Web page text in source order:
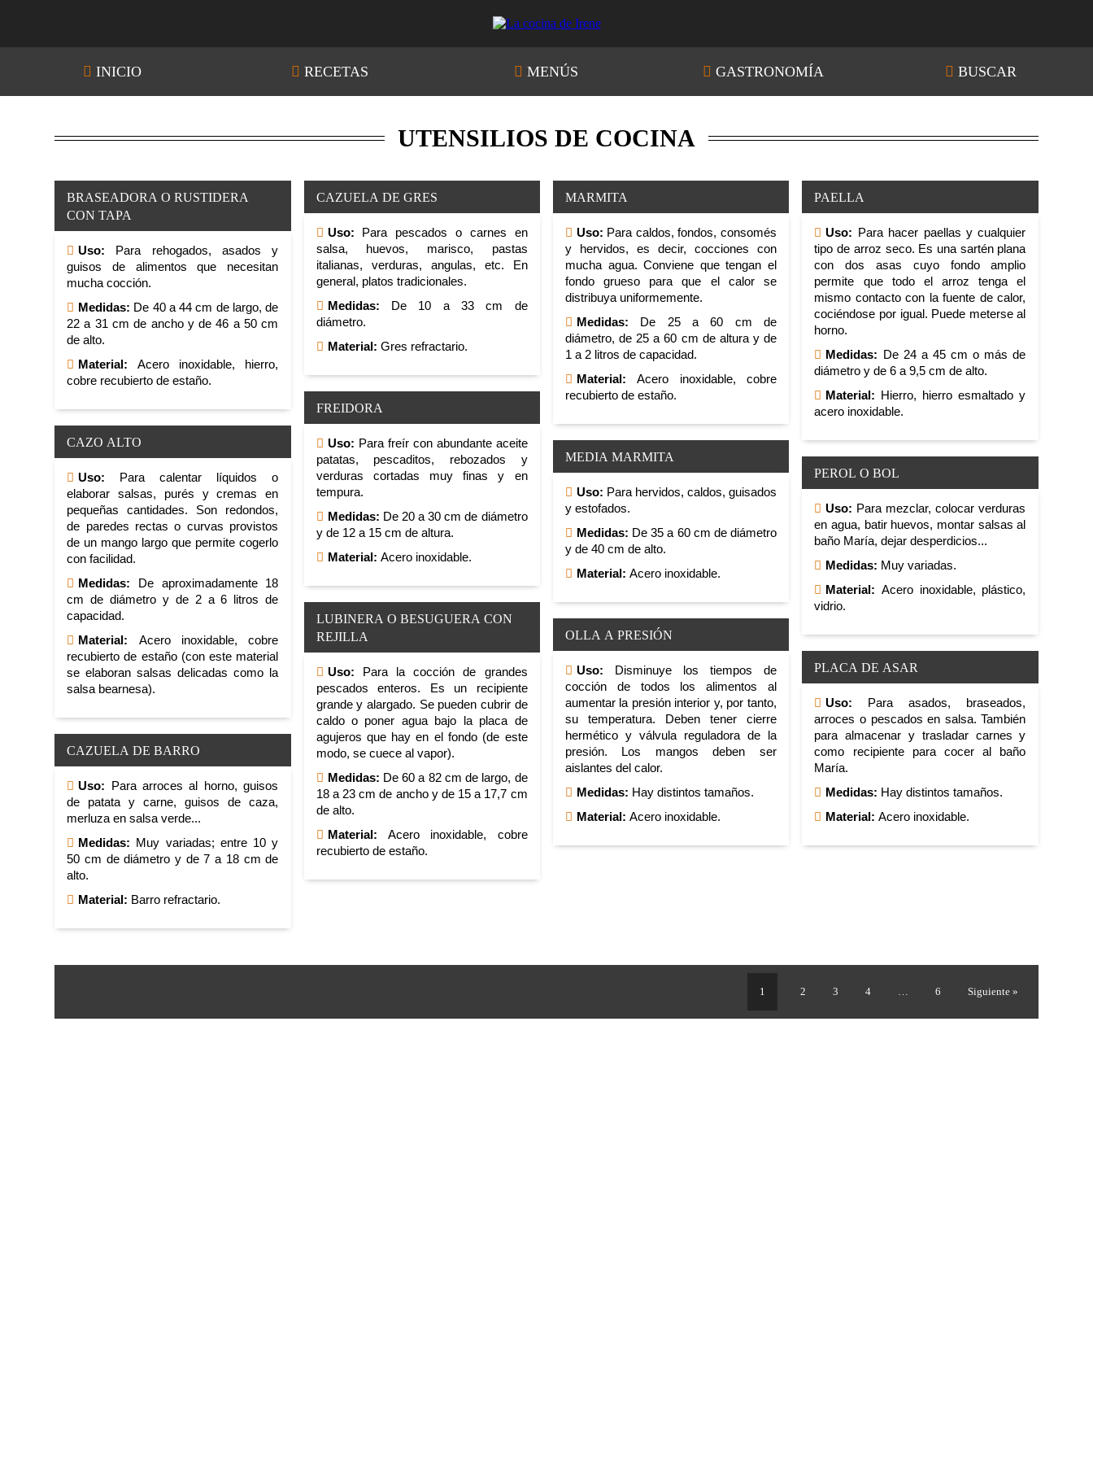
INICIO RECETAS MENÚS GASTRONOMÍA BUSCAR
UTENSILIOS DE COCINA
BRASEADORA O RUSTIDERA
CON TAPA
Uso: Para rehogados, asados y
guisos de alimentos que necesitan
mucha cocción.
Medidas: De 40 a 44 cm de largo, de
22 a 31 cm de ancho y de 46 a 50 cm
de alto.
Material: Acero inoxidable, hierro,
cobre recubierto de estaño.
CAZO ALTO
Uso: Para calentar líquidos o
elaborar salsas, purés y cremas en
pequeñas cantidades. Son redondos,
de paredes rectas o curvas provistos
de un mango largo que permite cogerlo
con facilidad.
Medidas: De aproximadamente 18
cm de diámetro y de 2 a 6 litros de
capacidad.
Material: Acero inoxidable, cobre
recubierto de estaño (con este material
se elaboran salsas delicadas como la
salsa bearnesa).
CAZUELA DE BARRO
Uso: Para arroces al horno, guisos
de patata y carne, guisos de caza,
merluza en salsa verde...
Medidas: Muy variadas; entre 10 y
50 cm de diámetro y de 7 a 18 cm de
alto.
Material: Barro refractario.
CAZUELA DE GRES
Uso: Para pescados o carnes en
salsa, huevos, marisco, pastas
italianas, verduras, angulas, etc. En
general, platos tradicionales.
Medidas: De 10 a 33 cm de
diámetro.
Material: Gres refractario.
FREIDORA
Uso: Para freír con abundante aceite
patatas, pescaditos, rebozados y
verduras cortadas muy finas y en
tempura.
Medidas: De 20 a 30 cm de diámetro
y de 12 a 15 cm de altura.
Material: Acero inoxidable.
LUBINERA O BESUGUERA CON
REJILLA
Uso: Para la cocción de grandes
pescados enteros. Es un recipiente
grande y alargado. Se pueden cubrir de
caldo o poner agua bajo la placa de
agujeros que hay en el fondo (de este
modo, se cuece al vapor).
Medidas: De 60 a 82 cm de largo, de
18 a 23 cm de ancho y de 15 a 17,7 cm
de alto.
Material: Acero inoxidable, cobre
recubierto de estaño.
MARMITA
Uso: Para caldos, fondos, consomés
y hervidos, es decir, cocciones con
mucha agua. Conviene que tengan el
fondo grueso para que el calor se
distribuya uniformemente.
Medidas: De 25 a 60 cm de
diámetro, de 25 a 60 cm de altura y de
1 a 2 litros de capacidad.
Material: Acero inoxidable, cobre
recubierto de estaño.
MEDIA MARMITA
Uso: Para hervidos, caldos, guisados
y estofados.
Medidas: De 35 a 60 cm de diámetro
y de 40 cm de alto.
Material: Acero inoxidable.
OLLA A PRESIÓN
Uso: Disminuye los tiempos de
cocción de todos los alimentos al
aumentar la presión interior y, por tanto,
su temperatura. Deben tener cierre
hermético y válvula reguladora de la
presión. Los mangos deben ser
aislantes del calor.
Medidas: Hay distintos tamaños.
Material: Acero inoxidable.
PAELLA
Uso: Para hacer paellas y cualquier
tipo de arroz seco. Es una sartén plana
con dos asas cuyo fondo amplio
permite que todo el arroz tenga el
mismo contacto con la fuente de calor,
cociéndose por igual. Puede meterse al
horno.
Medidas: De 24 a 45 cm o más de
diámetro y de 6 a 9,5 cm de alto.
Material: Hierro, hierro esmaltado y
acero inoxidable.
PEROL O BOL
Uso: Para mezclar, colocar verduras
en agua, batir huevos, montar salsas al
baño María, dejar desperdicios...
Medidas: Muy variadas.
Material: Acero inoxidable, plástico,
vidrio.
PLACA DE ASAR
Uso: Para asados, braseados,
arroces o pescados en salsa. También
para almacenar y trasladar carnes y
como recipiente para cocer al baño
María.
Medidas: Hay distintos tamaños.
Material: Acero inoxidable.
1 2 3 4 … 6 Siguiente »